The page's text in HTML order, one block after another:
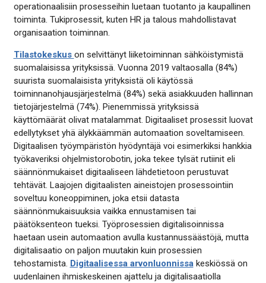
operationaalisiin prosesseihin luetaan tuotanto ja kaupallinen
toiminta. Tukiprosessit, kuten HR ja talous mahdollistavat
organisaation toiminnan.
Tilastokeskus on selvittänyt liiketoiminnan sähköistymistä
suomalaisissa yrityksissä. Vuonna 2019 valtaosalla (84%)
suurista suomalaisista yrityksistä oli käytössä
toiminnanohjausjärjestelmä (84%) sekä asiakkuuden hallinnan
tietojärjestelmä (74%). Pienemmissä yrityksissä
käyttömäärät olivat matalammat. Digitaaliset prosessit luovat
edellytykset yhä älykkäämmän automaation soveltamiseen.
Digitaalisen työympäristön hyödyntäjä voi esimerkiksi hankkia
työkaveriksi ohjelmistorobotin, joka tekee tylsät rutiinit eli
säännönmukaiset digitaaliseen lähdetietoon perustuvat
tehtävät. Laajojen digitaalisten aineistojen prosessointiin
soveltuu koneoppiminen, joka etsii datasta
säännönmukaisuuksia vaikka ennustamisen tai
päätöksenteon tueksi. Työprosessien digitalisoinnissa
haetaan usein automaation avulla kustannussäästöjä, mutta
digitalisaatio on paljon muutakin kuin prosessien
tehostamista. Digitaalisessa arvonluonnissakeskiössä on
uudenlainen ihmiskeskeinen ajattelu ja digitalisaatiolla